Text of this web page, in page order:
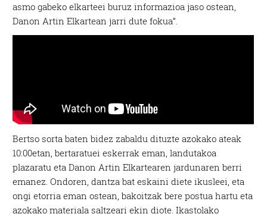
asmo gabeko elkarteei buruz informazioa jaso ostean,
Danon Artin Elkartean jarri dute fokua”.
Bertso sorta baten bidez zabaldu dituzte azokako ateak
10:00etan, bertaratuei eskerrak eman, landutakoa
plazaratu eta Danon Artin Elkartearen jardunaren berri
emanez. Ondoren, dantza bat eskaini diete ikusleei, eta
ongi etorria eman ostean, bakoitzak bere postua hartu eta
azokako materiala saltzeari ekin diote. Ikastolako